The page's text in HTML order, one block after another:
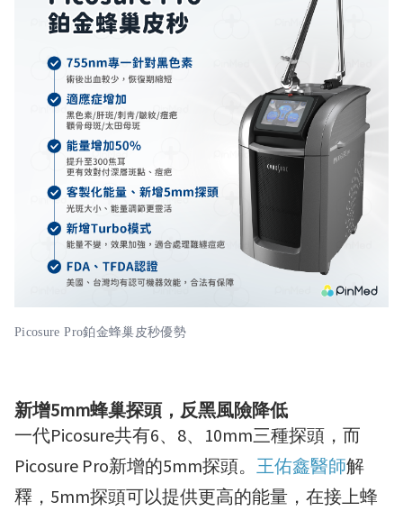
Picosure Pro鉑金蜂巢皮秒優勢
新增5mm蜂巢探頭，反黑風險降低
一代Picosure共有6、8、10mm三種探頭，而
Picosure Pro新增的5mm探頭。 王佑鑫醫師解
釋 ， 5mm探頭可以提供更高的能量，在接上蜂